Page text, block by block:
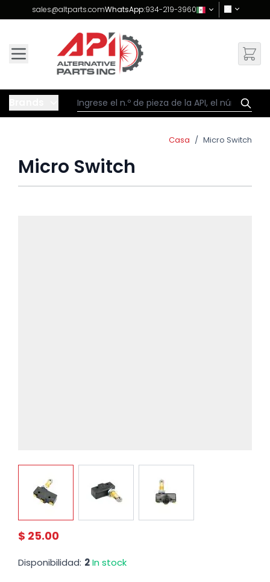
Skip to Content
sales@altparts.comWhatsApp:934-219-3960
Casa / Micro Switch
Micro Switch
$ 25.00
Disponibilidad: 2In stock